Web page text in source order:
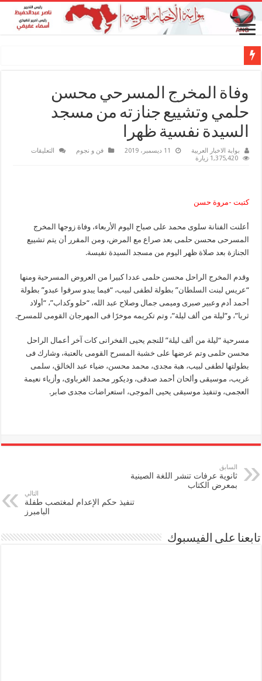
وفاة المخرج المسرحي محسن
حلمي وتشييع جنازته من مسجد
السيدة نفسية ظهرا
بوابة الاخبار العربية 11 ديسمبر، 2019 فن و نجوم التعليقات
ظهرا
1,375,420 زيارة
كتبت -مروة حسن
أعلنت الفنانة سلوى محمد على صباح اليوم الأربعاء، وفاة زوجها المخرج
المسرحى محسن حلمى بعد صراع مع المرض، ومن المقرر أن يتم تشييع
الجنازة بعد صلاة ظهر اليوم من مسجد السيدة نفيسة.
وقدم المخرج الراحل محسن حلمى عددا كبيرا من العروض المسرحية ومنها
“عريس لبنت السلطان” بطولة لطفى لبيب، “فيما يبدو سرقوا عبدو” بطولة
أحمد أدم وعبير صبرى وميمى جمال وصلاح عبد الله، “حلو وكداب”، “أولاد
ثريا”، و”ليلة من ألف ليلة”، وتم تكريمه موخرًا فى المهرجان القومى للمسرح.
مسرحية “ليلة من ألف ليلة” للنجم يحيى الفخرانى كات آخر أعمال الراحل
محسن حلمى وتم عرضها على خشبة المسرح القومى بالعتبة، وشارك فى
بطولتها لطفى لبيب، هبة مجدى، محمد محسن، ضياء عبد الخالق، سلمى
غريب، موسيقى وألحان أحمد صدقى، وديكور محمد الغرباوى، وأزياء نعيمة
العجمى، وتنفيذ موسيقى يحيى الموجى، استعراضات مجدى صابر.
السابق
ثانوية عرفات تنشر اللغة الصينية
بمعرض الكتاب
التالي
تنفيذ حكم الإعدام لمغتصب طفلة
البامبرز
تابعنا على الفيسبوك